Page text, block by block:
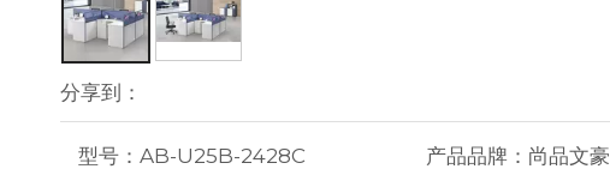
分享到：
型号： AB-U25B-2428C 产品品牌： 尚品文豪